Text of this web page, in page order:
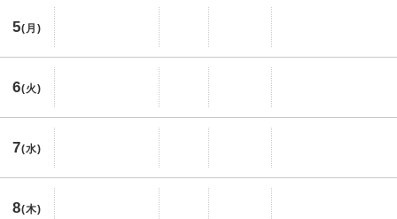
5(月)
6(火)
7(水)
8(木)